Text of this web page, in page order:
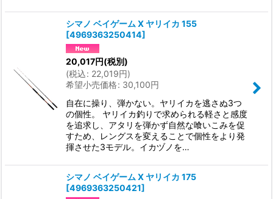
シマノ ベイゲーム X ヤリイカ 155
[4969363250414]
20,017円(税別)
(税込: 22,019円)
希望小売価格: 30,100円
自在に操り、弾かない。ヤリイカを逃さぬ3つ
の個性。 ヤリイカ釣りで求められる軽さと感度
を追求し、アタリを弾かず自然な喰いこみを促
すため、レングスを変えることで個性をより発
揮させた3モデル。イカヅノを…
シマノ ベイゲーム X ヤリイカ 175
[4969363250421]